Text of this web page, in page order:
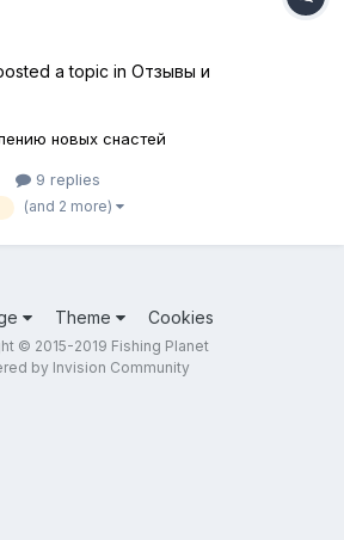
a topic in Отзывы и
новых снастей
9 replies
(and 2 more)
Theme Cookies
© 2015-2019 Fishing Planet
by Invision Community